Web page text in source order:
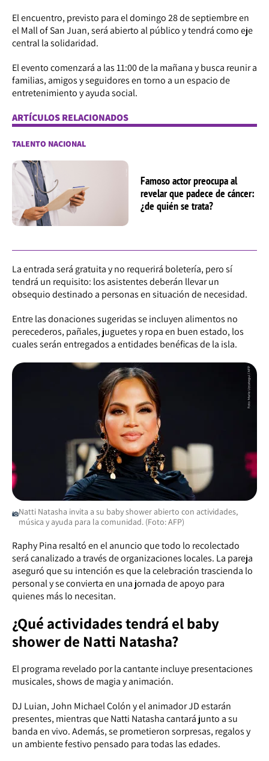
El encuentro, previsto para el domingo 28 de septiembre en
el Mall of San Juan, será abierto al público y tendrá como eje
central la solidaridad.
El evento comenzará a las 11:00 de la mañana y busca reunir a
familias, amigos y seguidores en torno a un espacio de
entretenimiento y ayuda social.
ARTÍCULOS RELACIONADOS
TALENTO NACIONAL
Famoso actor preocupa al
revelar que padece de cáncer:
¿de quién se trata?
La entrada será gratuita y no requerirá boletería, pero sí
tendrá un requisito: los asistentes deberán llevar un
obsequio destinado a personas en situación de necesidad.
Entre las donaciones sugeridas se incluyen alimentos no
perecederos, pañales, juguetes y ropa en buen estado, los
cuales serán entregados a entidades benéficas de la isla.
Natti Natasha invita a su baby shower abierto con actividades,
música y ayuda para la comunidad. (Foto: AFP)
Raphy Pina resaltó en el anuncio que todo lo recolectado
será canalizado a través de organizaciones locales. La pareja
aseguró que su intención es que la celebración trascienda lo
personal y se convierta en una jornada de apoyo para
quienes más lo necesitan.
¿Qué actividades tendrá el baby
shower de Natti Natasha?
El programa revelado por la cantante incluye presentaciones
musicales, shows de magia y animación.
DJ Luian, John Michael Colón y el animador JD estarán
presentes, mientras que Natti Natasha cantará junto a su
banda en vivo. Además, se prometieron sorpresas, regalos y
un ambiente festivo pensado para todas las edades.